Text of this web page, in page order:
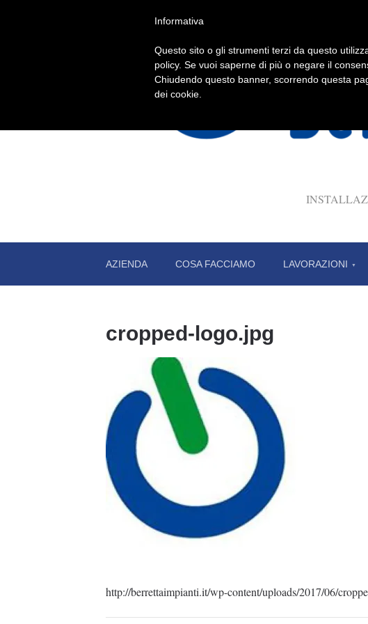
AZIENDA COSA FACCIAMO LAVORAZIONI
cropped-logo.jpg
http://berrettaimpianti.it/wp-content/uploads/2017/06/
Informativa
Questo sito o gli strumenti terzi da questo
policy. Se vuoi saperne di più o negare il
Chiudendo questo banner, scorrendo questa
dei cookie.